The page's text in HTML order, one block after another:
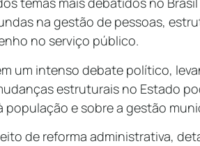
na gestão de pessoas,
no serviço público.
um intenso debate político,
estruturais no Estado
e sobre a gestão
de reforma administrativa,